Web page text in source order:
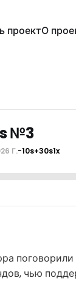
проектО
№3
Г.-10s+30s1x
поговорили
чью